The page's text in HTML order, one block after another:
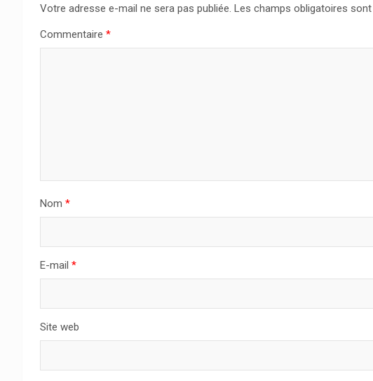
Votre adresse e-mail ne sera pas publiée. Les champs obligatoires
Commentaire *
Nom *
E-mail *
Site web